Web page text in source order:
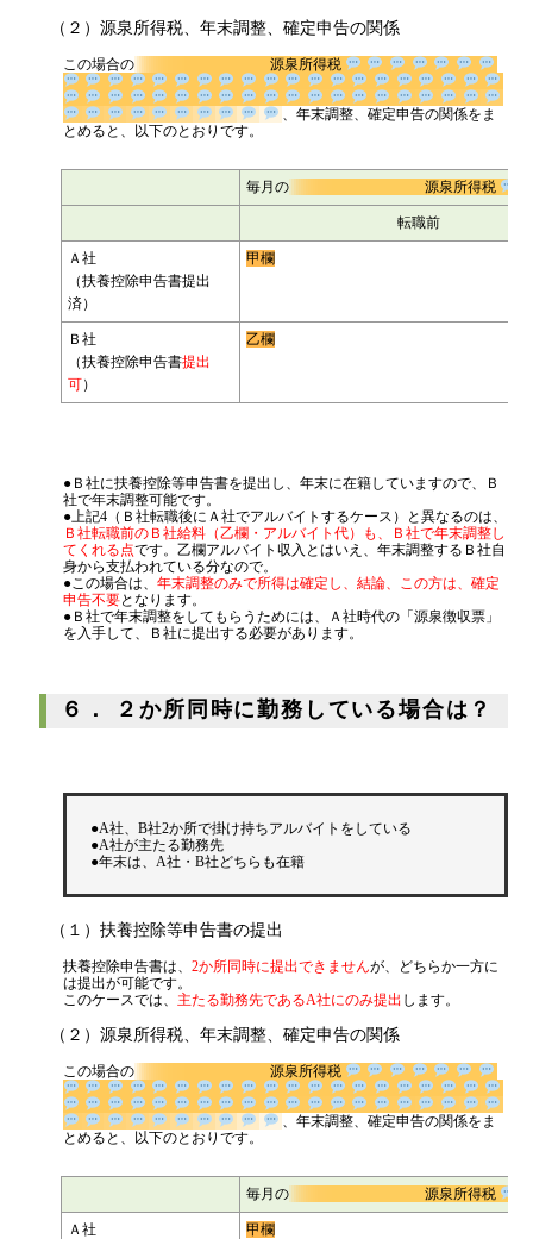
（２）源泉所得税、年末調整、確定申告の関係
この場合の 源泉所得税
、年末調整、確定申告の関係を
まとめると、以下のとおりです。
毎月の 源泉所得税
転職前
Ａ社
（扶養控除申告書提出
済）
甲欄
Ｂ社
（扶養控除申告書提出
可）
乙欄
●Ｂ社に扶養控除等申告書を提出し、年末に在籍していますので、Ｂ
社で年末調整可能です。
●上記4（Ｂ社転職後にＡ社でアルバイトするケース）と異なるのは、
Ｂ社転職前のＢ社給料（乙欄・アルバイト代）も、Ｂ社で年末調整し
てくれる点です。乙欄アルバイト収入とはいえ、年末調整するＢ社自
身から支払われている分なので。
●この場合は、 年末調整のみで所得は確定し、結論、この方は、確定
申告不要となります。
●Ｂ社で年末調整をしてもらうためには、Ａ社時代の「源泉徴収票」
を入手して、Ｂ社に提出する必要があります。
６． ２か所同時に勤務している場合は？
●A社、B社2か所で掛け持ちアルバイトをしている
●A社が主たる勤務先
●年末は、A社・B社どちらも在籍
（１）扶養控除等申告書の提出
扶養控除申告書は、 2か所同時に提出できませんが、どちらか一方に
は提出が可能です。
このケースでは、 主たる勤務先であるA社にのみ提出 します。
（２）源泉所得税、年末調整、確定申告の関係
この場合の 源泉所得税
、年末調整、確定申告の関係を
まとめると、以下のとおりです。
毎月の 源泉所得税
Ａ社
甲欄